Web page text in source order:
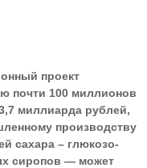
проект
почти 100 миллионов
миллиарда рублей,
производству
сахара – глюкозо-
сиропов — может